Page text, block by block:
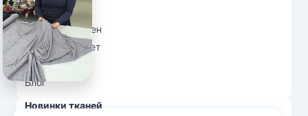
Вопрос-ответ
Возврат и обмен
Личный кабинет
Ткани оптом
Блог
Новинки тканей